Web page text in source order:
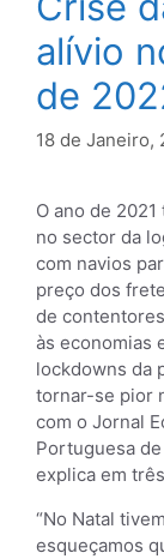
alívio
de
18 de Janeiro,
O ano de
no sector da
com navios
preço dos
de
às economias
lockdowns da
tornar-se pior
com o Jornal
Portuguesa de
explica em
“No Natal
esqueçamos